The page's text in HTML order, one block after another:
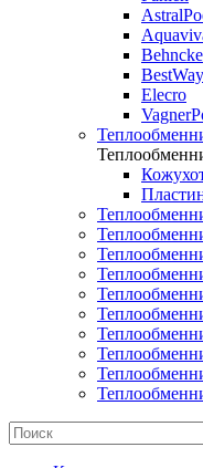
Behncke
BestWay
Elecro